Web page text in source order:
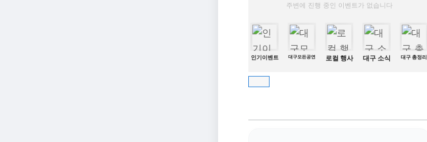
주변에 진행 중인 이벤트가 없습니다
인기이벤트 대구모든공연 로컬 행사 대구 소식 대구 총정리